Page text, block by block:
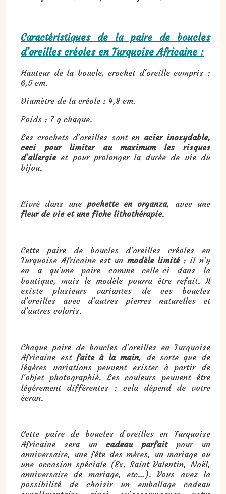
Caractéristiques de la paire de boucles
d’oreilles créoles en Turquoise Africaine :
Hauteur de la boucle, crochet d'oreille compris :
6,5 cm.
Diamètre de la créole : 4,8 cm.
Poids : 7 g chaque.
Les crochets d’oreilles sont en acier inoxydable,
ceci pour limiter au maximum les risques
d’allergieet pour prolonger la durée de vie du
bijou.
Livré dans une pochette en organza, avec une
fleur de vie et une fiche lithothérapie.
Cette paire de boucles d’oreilles créoles en
Turquoise Africaine est un modèle limité: il n’y
en a qu’une paire comme celle-ci dans la
boutique, mais le modèle pourra être refait. Il
existe plusieurs variantes de ces boucles
d’oreilles avec d’autres pierres naturelles et
d’autres coloris.
Chaque paire de boucles d’oreilles en Turquoise
Africaine est faite à la main, de sorte que de
légères variations peuvent exister à partir de
l’objet photographié. Les couleurs peuvent être
légèrement différentes : cela dépend de votre
écran.
Cette paire de boucles d’oreilles en Turquoise
Africaine sera un cadeau parfaitpour un
anniversaire, une fête des mères, un mariage ou
une occasion spéciale (Ex. Saint-Valentin, Noël,
anniversaire de mariage, etc…). Vous avez la
possibilité de choisir un emballage cadeau